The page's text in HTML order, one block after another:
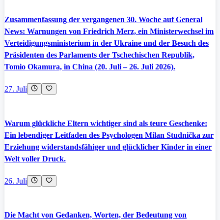
Zusammenfassung der vergangenen 30. Woche auf General
News: Warnungen von Friedrich Merz, ein Ministerwechsel im
Verteidigungsministerium in der Ukraine und der Besuch des
Präsidenten des Parlaments der Tschechischen Republik,
Tomio Okamura, in China (20. Juli – 26. Juli 2026).
27. Juli
Warum glückliche Eltern wichtiger sind als teure Geschenke:
Ein lebendiger Leitfaden des Psychologen Milan Studnička zur
Erziehung widerstandsfähiger und glücklicher Kinder in einer
Welt voller Druck.
26. Juli
Die Macht von Gedanken, Worten, der Bedeutung von